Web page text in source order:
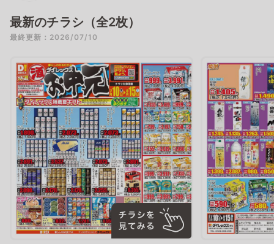
最新のチラシ（全2枚）
最終更新：2026/07/10